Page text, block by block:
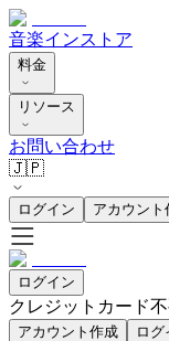
音楽インストア
料金
リソース
お問い合わせ
🇯🇵
ログイン アカウント
ログイン
クレジットカード
アカウント作成 ログ